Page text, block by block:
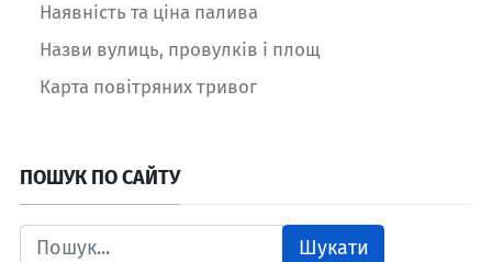
Наявність та ціна палива
Назви вулиць, провулків і площ
Карта повітряних тривог
ПОШУК ПО САЙТУ
Шукати